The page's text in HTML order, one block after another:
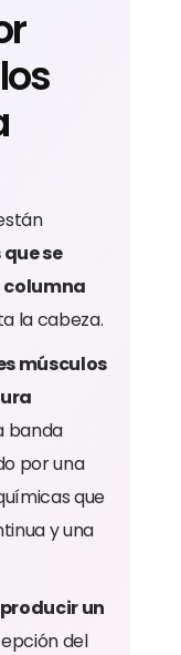
se
columna
la cabeza.
músculos
banda
por una
que
y una
un
del